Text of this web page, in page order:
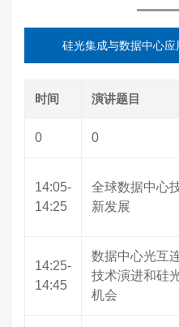
硅光集成与数据中心应
时间 演讲题目
0 0
14:05-
14:25
全球数据中心
新发展
14:25-
14:45
数据中心光互
技术演进和硅
机会